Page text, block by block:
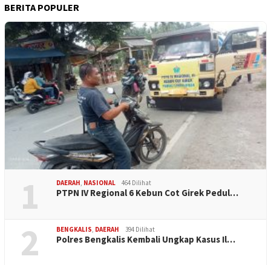
BERITA POPULER
1 DAERAH, NASIONAL 464 Dilihat
PTPN IV Regional 6 Kebun Cot Girek Pedul…
2 BENGKALIS, DAERAH 394 Dilihat
Polres Bengkalis Kembali Ungkap Kasus Il…